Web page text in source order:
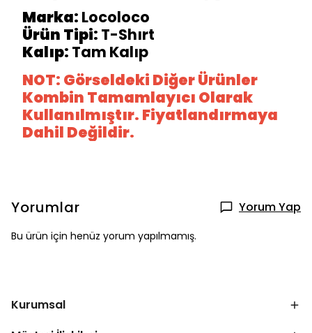
Marka: Locoloco
Ürün Tipi: T-Shırt
Kalıp: Tam Kalıp
NOT: Görseldeki Diğer Ürünler
Kombin Tamamlayıcı Olarak
Kullanılmıştır. Fiyatlandırmaya
Dahil Değildir.
Yorumlar Yorum Yap
Bu ürün için henüz yorum yapılmamış.
Kurumsal